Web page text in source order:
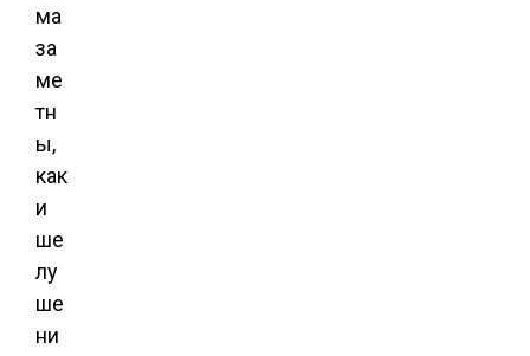
ма
за
ме
тн
ы,
как
и
ше
лу
ше
ни